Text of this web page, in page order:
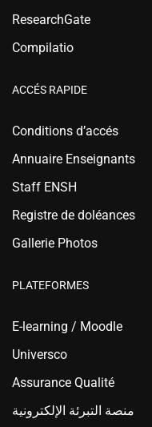
ResearchGate
Compilatio
ACCÉS RAPIDE
Conditions d’accés
Annuaire Enseignants
Staff ENSH
Registre de doléances
Gallerie Photos
PLATEFORMES
E-learning / Moodle
Universco
Assurance Qualité
منصة التبرئة الإلكترونية